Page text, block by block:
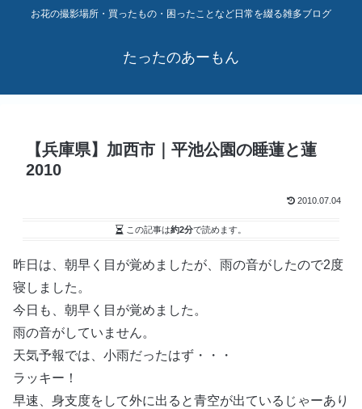
お花の撮影場所・買ったもの・困ったことなど日常を綴る雑多ブログ
たったのあーもん
【兵庫県】加西市｜平池公園の睡蓮と蓮
2010
2010.07.04
この記事は約2分で読めます。
昨日は、朝早く目が覚めましたが、雨の音がしたので2度
寝しました。
今日も、朝早く目が覚めました。
雨の音がしていません。
天気予報では、小雨だったはず・・・
ラッキー！
早速、身支度をして外に出ると青空が出ているじゃーあり